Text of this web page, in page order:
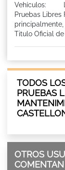
Vehículos:
Pruebas Libres
Titulo Oficial de
TODOS
PRUEBAS
OTROS
COMENTAN